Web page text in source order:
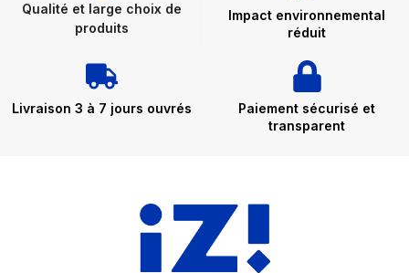
Qualité et large choix de
produits
Impact environnemental
réduit
Livraison 3 à 7 jours ouvrés
Paiement sécurisé et
transparent